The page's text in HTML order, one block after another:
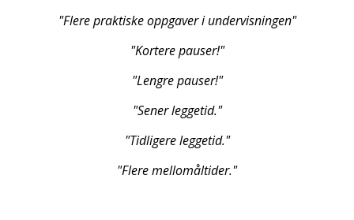
"Flere praktiske oppgaver i undervisningen"
"Kortere pauser!"
"Lengre pauser!"
"Sener leggetid."
"Tidligere leggetid."
"Flere mellomåltider."